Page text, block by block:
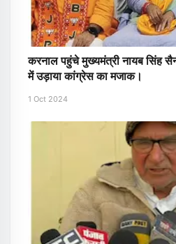
करनाल पहुंचे मुख्यमंत्री नायब सिंह
में उड़ाया कांग्रेस का मजाक।
1 Oct 2024